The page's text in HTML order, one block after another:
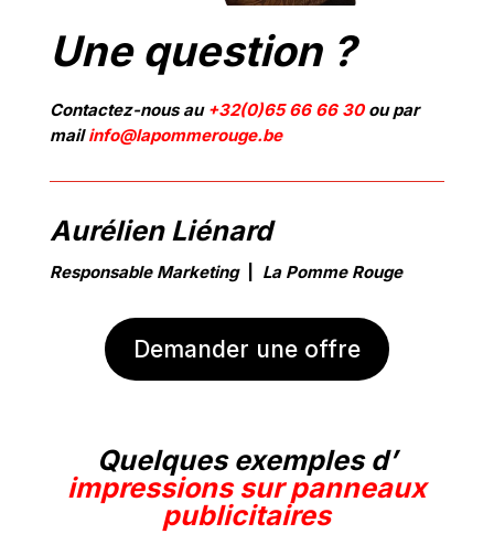
Une question ?
Contactez-nous au +32(0)65 66 66 30 ou par
mailinfo@lapommerouge.be
Aurélien Liénard
Responsable Marketing| La Pomme Rouge
Demander une offre
Quelques exemples d’
impressions sur panneaux
publicitaires